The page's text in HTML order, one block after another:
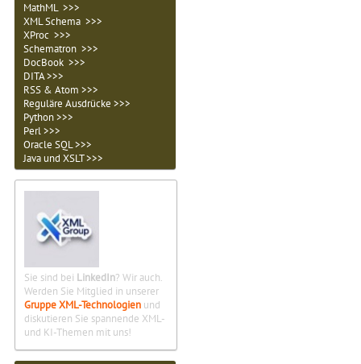
MathML >>>
XML Schema >>>
XProc >>>
Schematron >>>
DocBook >>>
DITA >>>
RSS & Atom >>>
Reguläre Ausdrücke >>>
Python >>>
Perl >>>
Oracle SQL >>>
Java und XSLT >>>
Sie sind bei LinkedIn? Wir auch.
Werden Sie Mitglied in unserer
Gruppe XML-Technologien und
diskutieren Sie spannende XML-
und KI-Themen mit uns!